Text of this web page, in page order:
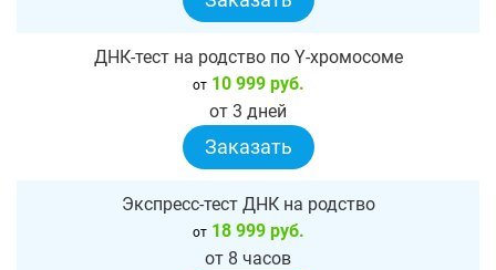
ДНК-тест на родство по Y-хромосоме
от10 999 руб.
от 3 дней
Заказать
Экспресс-тест ДНК на родство
от18 999 руб.
от 8 часов